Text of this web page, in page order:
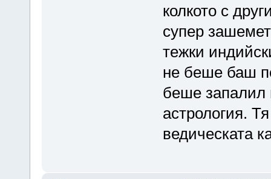
колкото с
супер
тежки
не беше баш
беше запалил
астрология.
ведическата